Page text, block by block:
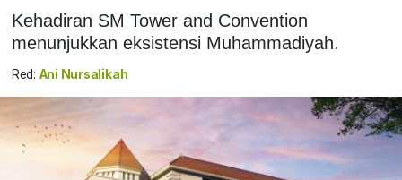
Kehadiran SM Tower and Convention
menunjukkan eksistensi Muhammadiyah.
Red: Ani Nursalikah